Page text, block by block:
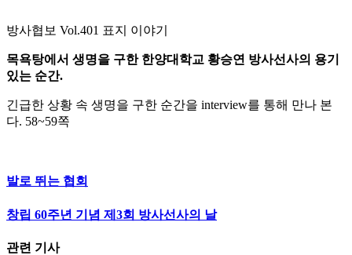
방사협보 Vol.401 표지 이야기
목욕탕에서 생명을 구한 한양대학교 황승연 방사선사의 용기
있는 순간.
긴급한 상황 속 생명을 구한 순간을 interview를 통해 만나 본
다. 58~59쪽
발로 뛰는 협회
창립 60주년 기념 제3회 방사선사의 날
관련 기사